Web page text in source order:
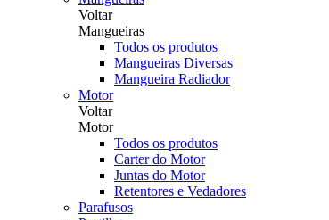
Voltar
Mangueiras
Todos os produtos
Mangueiras Diversas
Mangueira Radiador
Motor
Voltar
Motor
Todos os produtos
Carter do Motor
Juntas do Motor
Retentores e Vedadores
Parafusos